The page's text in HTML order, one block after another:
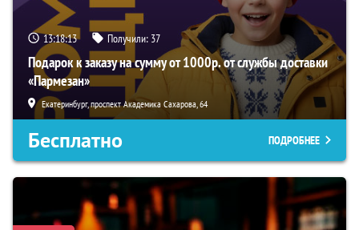
13:18:12 Получили: 37
Подарок к заказу на сумму от 1000р. от службы доставки
«Пармезан»
Екатеринбург, проспект Академика Сахарова, 64
Бесплатно ПОДРОБНЕЕ